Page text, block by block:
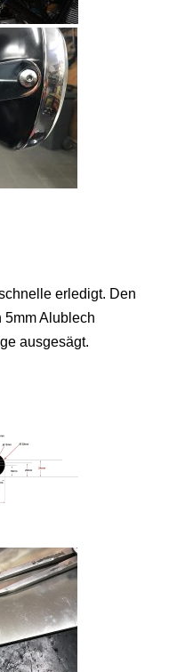
erledigt. Den
5mm Alublech
ausgesägt.